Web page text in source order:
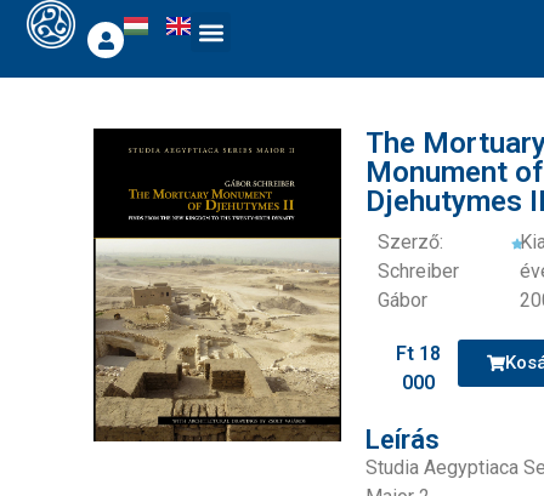
The
Monument of
Djehutymes
Szerző:
Schreiber
Gábor
Ft18
000
Leírás
Studia Aegyptiaca